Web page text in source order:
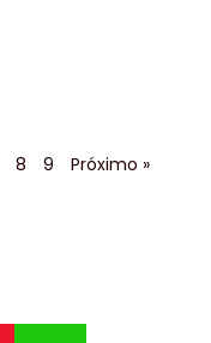
8 9 Próximo »